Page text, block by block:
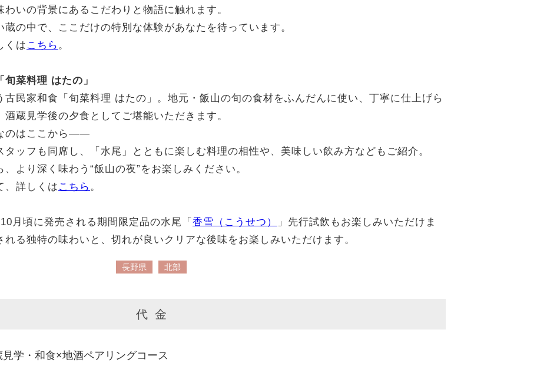
いの背景にあるこだわりと物語に触れます。
の中で、ここだけの特別な体験があなたを待っています。
くは こちら 。
菜料理 はたの」
民家和食「旬菜料理 はたの」。地元・飯山の旬の食材をふんだんに使い、丁寧に仕上げら
蔵見学後の夕食としてご堪能いただきます。
のはここから——
ッフも同席し、「水尾」とともに楽しむ料理の相性や、美味しい飲み方などもご紹介。
より深く味わう“飯山の夜”をお楽しみください。
、詳しくは こちら 。
月頃に発売される期間限定品の水尾「 香雪（こうせつ）
」先行試飲もお楽しみいただけま
る独特の味わいと、切れが良いクリアな後味をお楽しみいただけます。
長野県 北部
代 金
見学・和食×地酒ペアリングコース